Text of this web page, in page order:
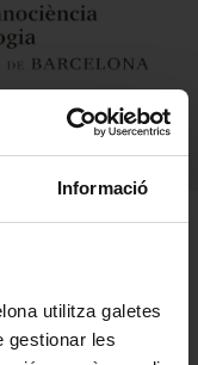
Informació
utilitza galetes
gestionar les